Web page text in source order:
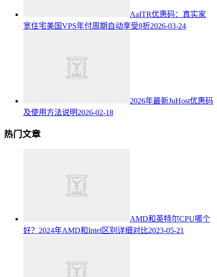
AaITR优惠码：真实家
宽住宅美国VPS年付周期自动享受8折2026-03-24
2026年最新JuHost优惠码
及使用方法说明2026-02-18
热门文章
AMD和英特尔CPU哪个
好？2024年AMD和Intel区别详细对比2023-05-21